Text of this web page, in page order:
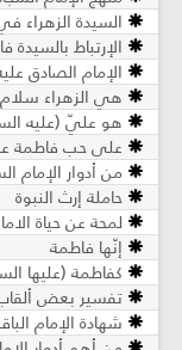
السيدة الزهراء
الإرتباط بالسيدة
الإمام الصادق
هي الزهراء سلام
هو عليّ (عليه
على حب فاطمة
من أدوار الإمام
حاملة إرث النبوة
لمحة عن حياة
إنّها فاطمة
كفاطمة (عليها
تفسير بعض ألقاب
شهادة الإمام